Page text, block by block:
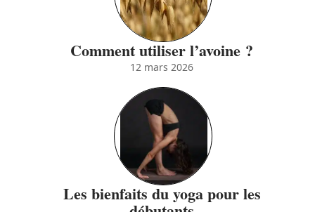
Comment utiliser l’avoine ?
12 mars 2026
Les bienfaits du yoga pour les